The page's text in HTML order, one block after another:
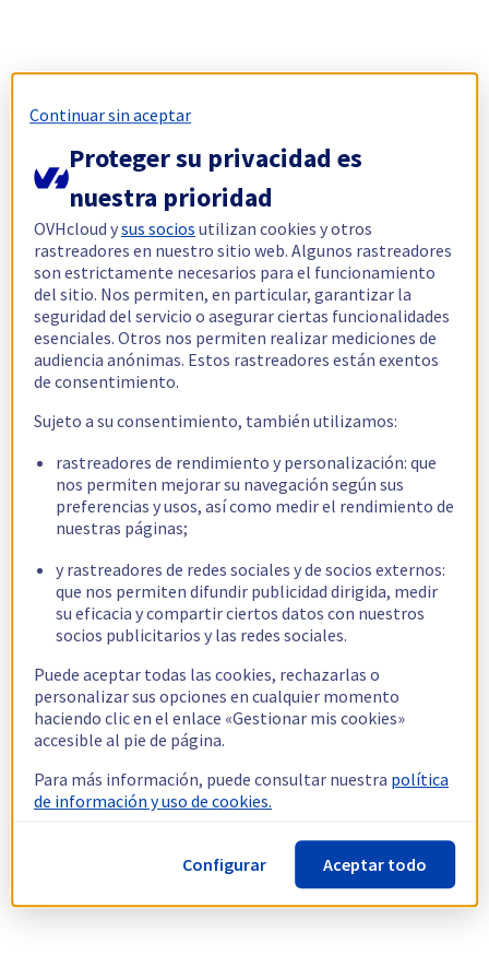
Continuar sin aceptar
Proteger su privacidad es
nuestra prioridad
OVHcloud ysus socios utilizan cookies y otros
rastreadores en nuestro sitio web. Algunos rastreadores
son estrictamente necesarios para el funcionamiento
del sitio. Nos permiten, en particular, garantizar la
seguridad del servicio o asegurar ciertas funcionalidades
esenciales. Otros nos permiten realizar mediciones de
audiencia anónimas. Estos rastreadores están exentos
de consentimiento.
Sujeto a su consentimiento, también utilizamos:
rastreadores de rendimiento y personalización: que
nos permiten mejorar su navegación según sus
preferencias y usos, así como medir el rendimiento de
nuestras páginas;
y rastreadores de redes sociales y de socios externos:
que nos permiten difundir publicidad dirigida, medir
su eficacia y compartir ciertos datos con nuestros
socios publicitarios y las redes sociales.
Puede aceptar todas las cookies, rechazarlas o
personalizar sus opciones en cualquier momento
haciendo clic en el enlace «Gestionar mis cookies»
accesible al pie de página.
Para más información, puede consultar nuestra política
de información y uso de cookies.
Configurar Aceptar todo